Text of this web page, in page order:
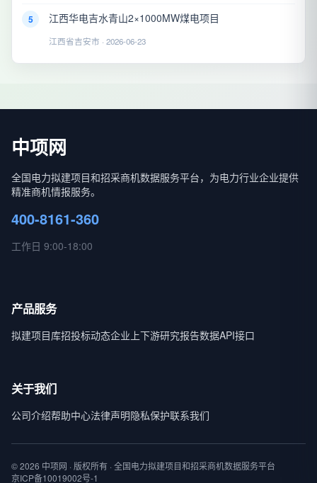
5 江西华电吉水青山2×1000MW煤电项目
江西省吉安市 · 2026-06-23
中项网
全国电力拟建项目和招采商机数据服务平台，为电力行业企业提供
精准商机情报服务。
400-8161-360
工作日 9:00-18:00
产品服务
拟建项目库招投标动态企业上下游研究报告数据API接口
关于我们
公司介绍帮助中心法律声明隐私保护联系我们
© 2026 中项网 · 版权所有 · 全国电力拟建项目和招采商机数据服务平台
京ICP备10019002号-1